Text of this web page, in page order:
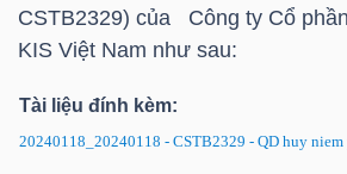
CSTB2329) của Công ty Cổ
KIS Việt Nam như sau:
Tài liệu đính kèm:
20240118_20240118 - CSTB2329 - QD huy
BẤT
ĐỘNG